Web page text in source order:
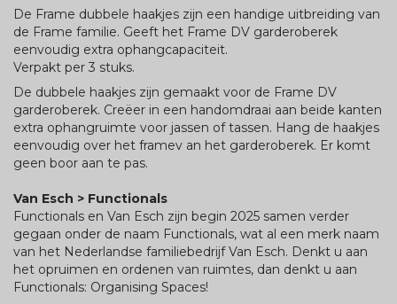
De Frame dubbele haakjes zijn een handige uitbreiding van
de Frame familie. Geeft het Frame DV garderoberek
eenvoudig extra ophangcapaciteit.
Verpakt per 3 stuks.
De dubbele haakjes zijn gemaakt voor de Frame DV
garderoberek. Creëer in een handomdraai aan beide kanten
extra ophangruimte voor jassen of tassen. Hang de haakjes
eenvoudig over het framev an het garderoberek. Er komt
geen boor aan te pas.
Van Esch > Functionals
Functionals en Van Esch zijn begin 2025 samen verder
gegaan onder de naam Functionals, wat al een merk naam
van het Nederlandse familiebedrijf Van Esch. Denkt u aan
het opruimen en ordenen van ruimtes, dan denkt u aan
Functionals: Organising Spaces!